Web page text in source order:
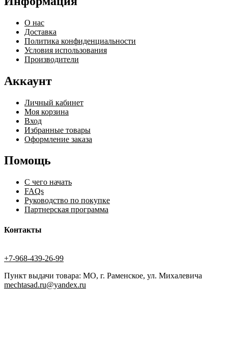
О нас
Доставка
Политика конфиденциальности
Условия использования
Производители
Аккаунт
Личный кабинет
Моя корзина
Вход
Избранные товары
Оформление заказа
Помощь
С чего начать
FAQs
Руководство по покупке
Партнерская программа
Контакты
+7-968-439-26-99
Пункт выдачи товара: МО, г. Раменское, ул. Михалевича
mechtasad.ru@yandex.ru